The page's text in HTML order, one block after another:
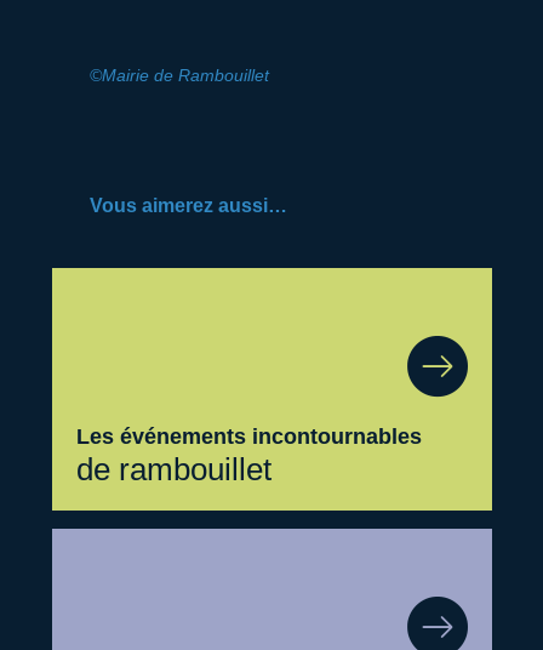
©Mairie de Rambouillet
Vous aimerez aussi…
Les événements incontournables
de rambouillet